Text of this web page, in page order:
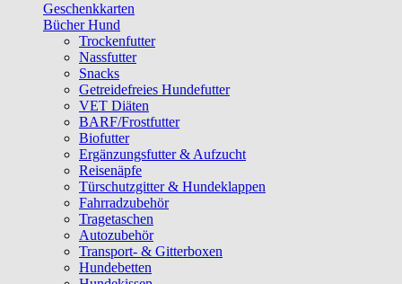
Geschenkkarten
Bücher Hund
Trockenfutter
Nassfutter
Snacks
Getreidefreies Hundefutter
VET Diäten
BARF/Frostfutter
Biofutter
Ergänzungsfutter & Aufzucht
Reisenäpfe
Türschutzgitter & Hundeklappen
Fahrradzubehör
Tragetaschen
Autozubehör
Transport- & Gitterboxen
Hundebetten